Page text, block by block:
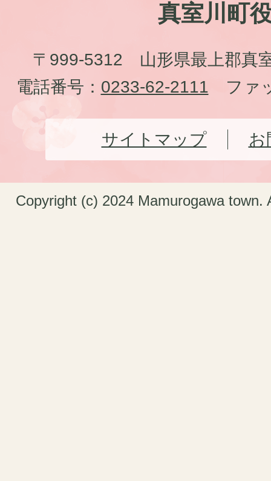
真室川町
〒999-5312 山形県最上郡真
電話番号： 0233-62-2111 ファ
サイトマップ お
Copyright (c) 2024 Mamurogawa town.